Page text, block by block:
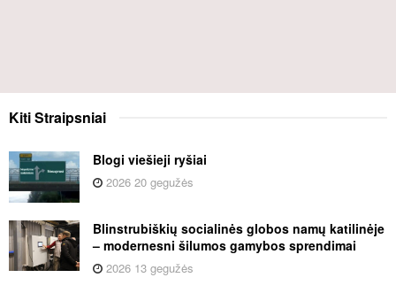
KitiStraipsniai
Blogi viešieji ryšiai
2026 20 gegužės
Blinstrubiškių socialinės globos namų katilinėje
– modernesni šilumos gamybos sprendimai
2026 13 gegužės